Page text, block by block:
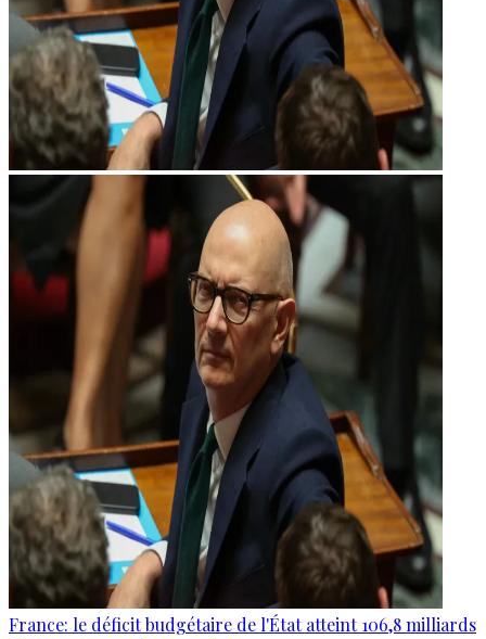
France: le déficit budgétaire de l'État atteint 106,8 milliards